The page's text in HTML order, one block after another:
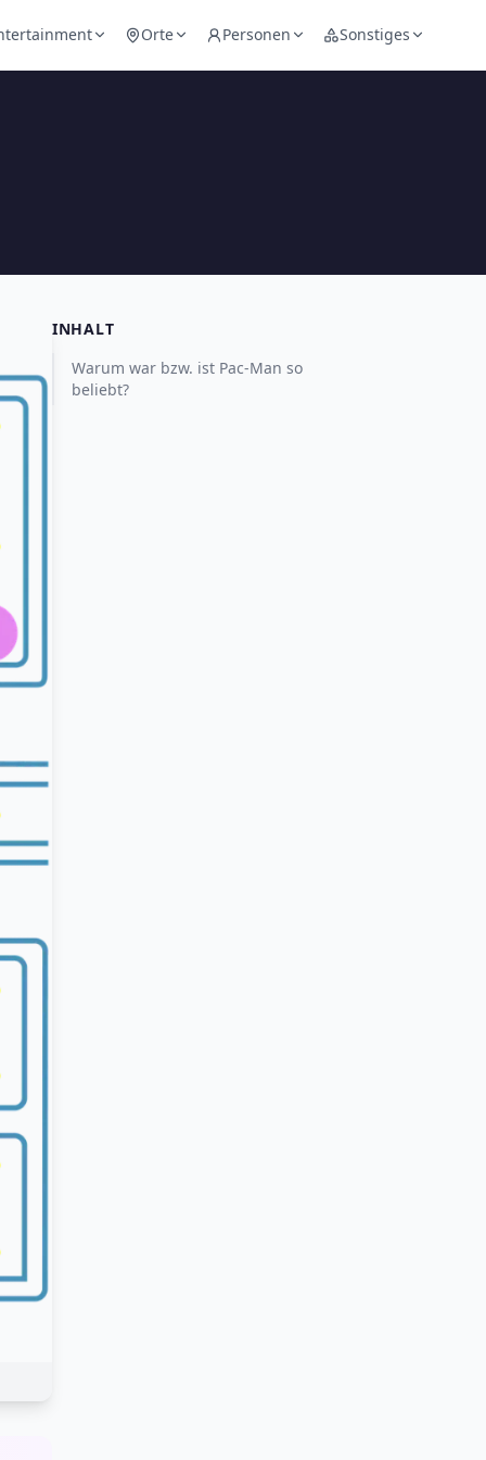
Orte Personen Sonstiges
INHALT
Warum war bzw. ist Pac-Man so
beliebt?